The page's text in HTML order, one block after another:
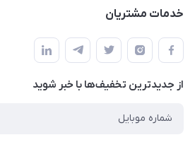
حساب کاربری
لیست محصولات
درباره ما
خدمات مشتریان
قوانین و مقررات
حریم خصوصی
راهنما
از جدید‌ترین تخفیف‌ها با‌ خبر شوید